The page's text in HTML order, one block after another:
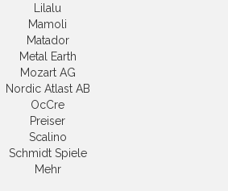
Lilalu
Mamoli
Matador
Metal Earth
Mozart AG
Nordic Atlast AB
OcCre
Preiser
Scalino
Schmidt Spiele
Mehr